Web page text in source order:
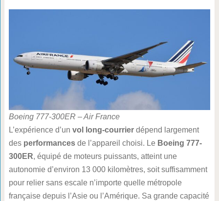
Boeing 777-300ER – Air France
L’expérience d’un vol long-courrierdépend largement
des performancesde l’appareil choisi. Le Boeing 777-
300ER, équipé de moteurs puissants, atteint une
autonomie d’environ 13 000 kilomètres, soit suffisamment
pour relier sans escale n’importe quelle métropole
française depuis l’Asie ou l’Amérique. Sa grande capacité